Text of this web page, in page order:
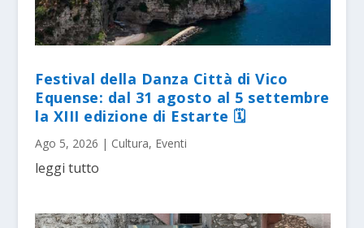
Festival della Danza Città di Vico
Equense: dal 31 agosto al 5 settembre
la XIII edizione di Estarte 🗓
Ago 5, 2026 | Cultura, Eventi
leggi tutto